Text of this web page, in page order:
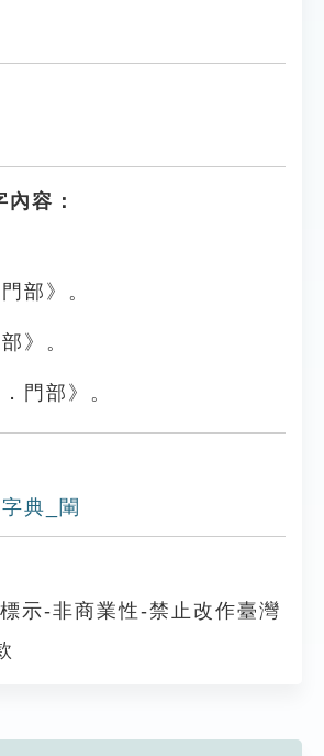
容：
門部》。
》。
．門部》。
典_閳
示-非商業性-禁止改作臺灣